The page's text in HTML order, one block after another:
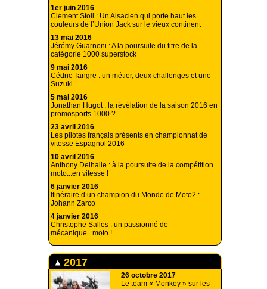
1er juin 2016
Clement Stoll : Un Alsacien qui porte haut les
couleurs de l’Union Jack sur le vieux continent
13 mai 2016
Jérémy Guarnoni : A la poursuite du titre de la
catégorie 1000 superstock
9 mai 2016
Cédric Tangre : un métier, deux challenges et une
Suzuki
5 mai 2016
Jonathan Hugot : la révélation de la saison 2016 en
promosports 1000 ?
23 avril 2016
Les pilotes français présents en championnat de
vitesse Espagnol 2016
10 avril 2016
Anthony Delhalle : à la poursuite de la compétition
moto...en vitesse !
6 janvier 2016
Itinéraire d’un champion du Monde de Moto2 :
Johann Zarco
4 janvier 2016
Christophe Salles : un passionné de
mécanique...moto !
2017
26 octobre 2017
Le team « Monkey » sur les